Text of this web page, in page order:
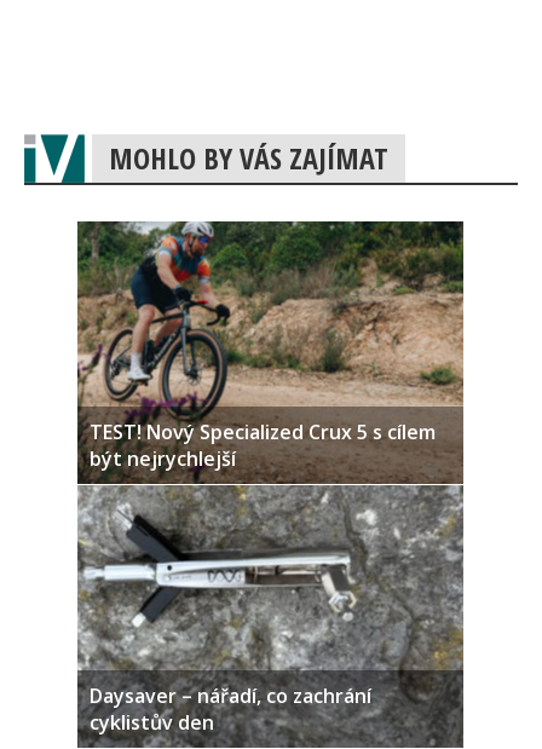
MOHLO BY VÁS ZAJÍMAT
TEST! Nový Specialized Crux 5 s cílem
být nejrychlejší
Daysaver – nářadí, co zachrání
cyklistův den